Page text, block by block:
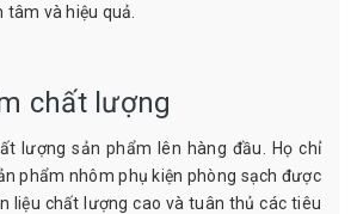
và hiệu quả.
chất lượng
lượng sản phẩm lên hàng đầu. Họ chỉ
phẩm nhôm phụ kiện phòng sạch được
liệu chất lượng cao và tuân thủ các tiêu